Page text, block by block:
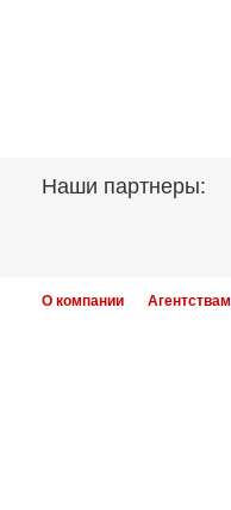
Наши партнеры:
О компании Агентствам